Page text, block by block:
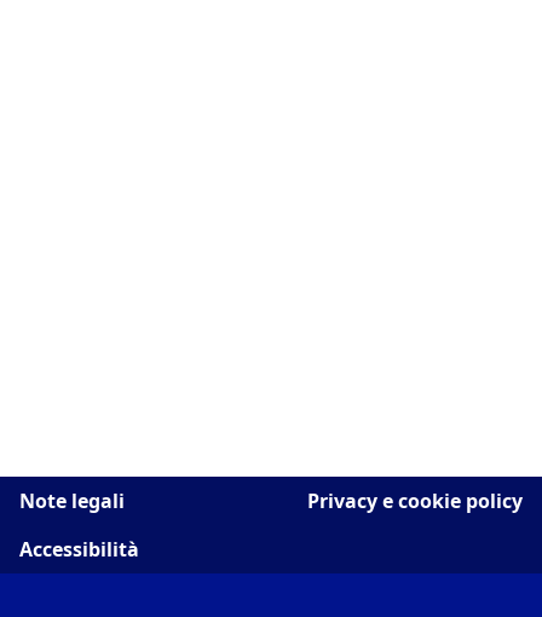
Note legali
Privacy e cookie policy
Accessibilità